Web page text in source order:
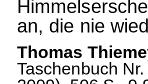
an, die nie
Thomas
Taschenbuch